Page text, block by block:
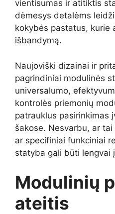
vientisumas ir atitiktis
dėmesys detalėms
kokybės pastatus, kurie
išbandymą.
Naujoviški dizainai ir
pagrindiniai modulinės
universalumo,
kontrolės priemonių
patrauklus pasirinkimas
šakose. Nesvarbu, ar
ar specifiniai funkciniai
statyba gali būti lengvai
Modulinių
ateitis